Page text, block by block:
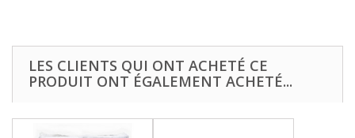
LES CLIENTS QUI ONT ACHETÉ CE
PRODUIT ONT ÉGALEMENT ACHETÉ...